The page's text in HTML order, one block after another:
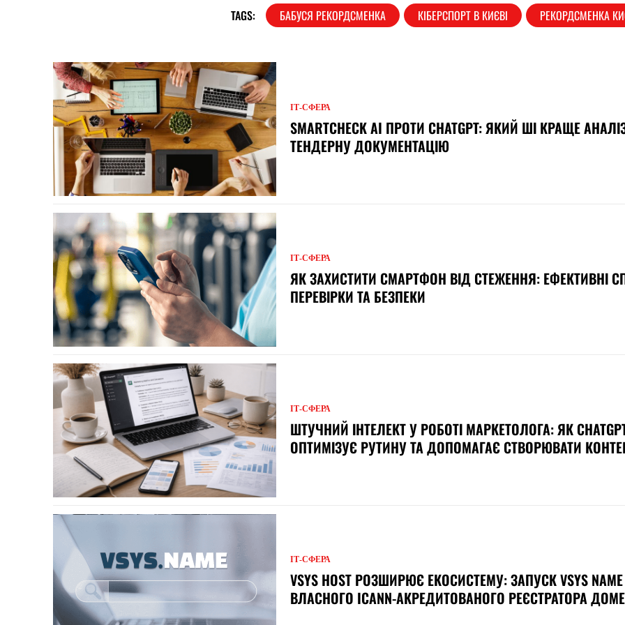
TAGS: БАБУСЯ РЕКОРДСМЕНКА КІБЕРСПОРТ В КИЄВІ РЕКОРДСМЕНКА
ІТ-СФЕРА
SMARTCHECK AI ПРОТИ CHATGPT: ЯКИЙ ШІ КРАЩЕ
ТЕНДЕРНУ ДОКУМЕНТАЦІЮ
ІТ-СФЕРА
ЯК ЗАХИСТИТИ СМАРТФОН ВІД СТЕЖЕННЯ: ЕФЕКТИВНІ
ПЕРЕВІРКИ ТА БЕЗПЕКИ
ІТ-СФЕРА
ШТУЧНИЙ ІНТЕЛЕКТ У РОБОТІ МАРКЕТОЛОГА: ЯК
ОПТИМІЗУЄ РУТИНУ ТА ДОПОМАГАЄ СТВОРЮВАТИ
ІТ-СФЕРА
VSYS HOST РОЗШИРЮЄ ЕКОСИСТЕМУ: ЗАПУСК VSYS
ВЛАСНОГО ICANN-АКРЕДИТОВАНОГО РЕЄСТРАТОРА